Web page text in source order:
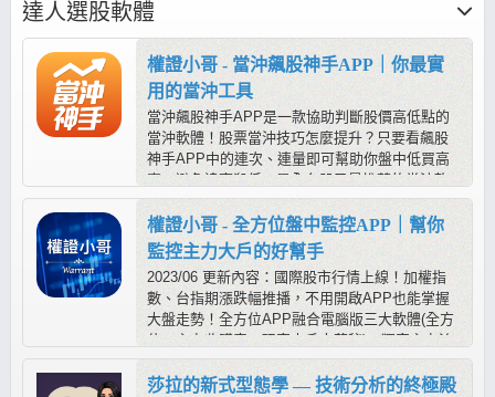
達人選股軟體
權證小哥 - 當沖飆股神手APP｜你最實
用的當沖工具
當沖飆股神手APP是一款協助判斷股價高低點的
當沖軟體！股票當沖技巧怎麼提升？只要看飆股
神手APP中的連次、連量即可幫助你盤中低買高
賣，避免追高殺低，是全台股民最推薦的當沖軟
體！
權證小哥 - 全方位盤中監控APP｜幫你
監控主力大戶的好幫手
2023/06 更新內容：國際股市行情上線！加權指
數、台指期漲跌幅推播，不用開啟APP也能掌握
大盤走勢！全方位APP融合電腦版三大軟體(全方
位、主力收購表、玩家大戶大蒐秘)，獨家主力流
水牆，幫助您一眼看出主力盤中多空方向！(本商
品不含PC軟體)
莎拉的新式型態學 — 技術分析的終極殿